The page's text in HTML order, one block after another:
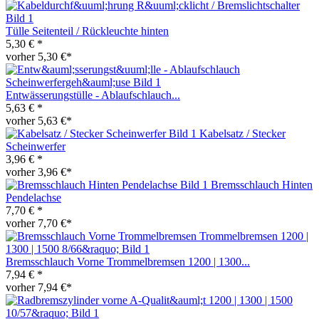
Tülle Seitenteil / Rückleuchte hinten
5,30 € *
vorher 5,30 €*
Entwässerungstülle - Ablaufschlauch...
5,63 € *
vorher 5,63 €*
Kabelsatz / Stecker
Scheinwerfer
3,96 € *
vorher 3,96 €*
Bremsschlauch Hinten
Pendelachse
7,70 € *
vorher 7,70 €*
Bremsschlauch Vorne Trommelbremsen 1200 | 1300...
7,94 € *
vorher 7,94 €*